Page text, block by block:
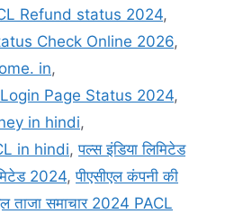
Refund status 2024,
Check Online 2026,
in,
Page Status 2024,
in hindi,
in hindi,पल्स इंडिया लिमिटेड
2024,पीएसीएल कंपनी की
ताजा समाचार 2024 PACL